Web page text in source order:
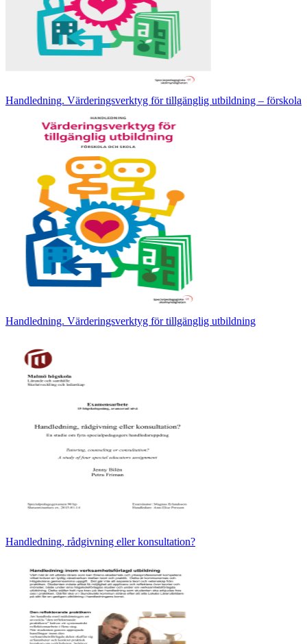
Handledning. Värderingsverktyg för tillgänglig utbildning – förskola
Handledning. Värderingsverktyg för tillgänglig utbildning
Handledning, rådgivning eller konsultation?